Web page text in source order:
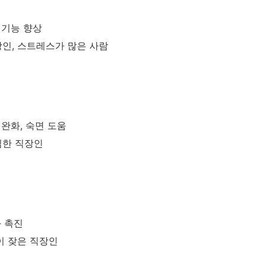
능 향상
, 스트레스가 많은 사람
화, 숙면 도움
직장인
촉진
잦은 직장인